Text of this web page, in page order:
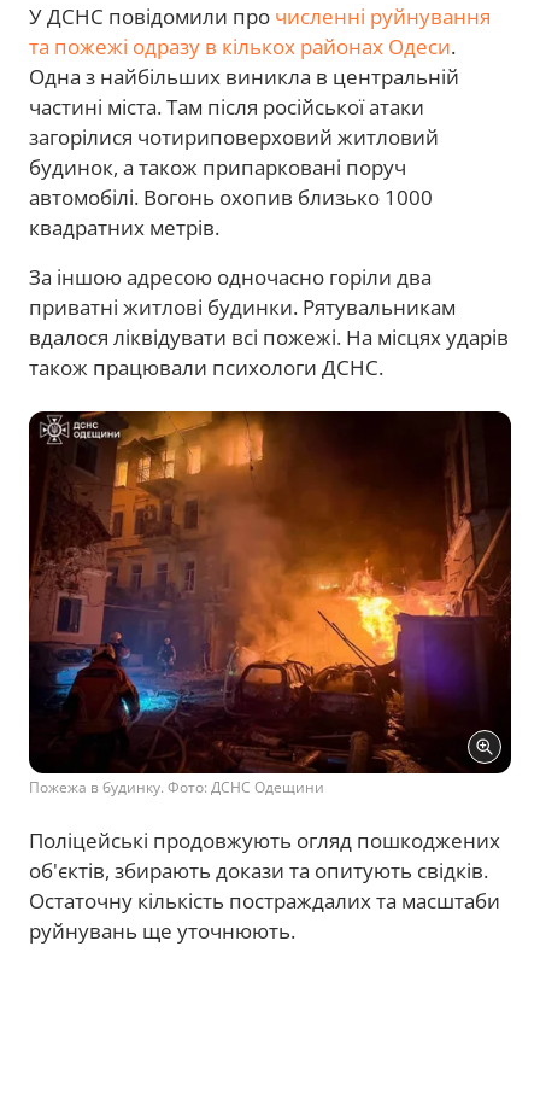
У ДСНС повідомили про численні руйнування
та пожежі одразу в кількох районах Одеси.
Одна з найбільших виникла в центральній
частині міста. Там після російської атаки
загорілися чотириповерховий житловий
будинок, а також припарковані поруч
автомобілі. Вогонь охопив близько 1000
квадратних метрів.
За іншою адресою одночасно горіли два
приватні житлові будинки. Рятувальникам
вдалося ліквідувати всі пожежі. На місцях ударів
також працювали психологи ДСНС.
Пожежа в будинку. Фото: ДСНС Одещини
Поліцейські продовжують огляд пошкоджених
об'єктів, збирають докази та опитують свідків.
Остаточну кількість постраждалих та масштаби
руйнувань ще уточнюють.